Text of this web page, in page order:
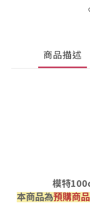
商品描述
模特
本商品為預購商品